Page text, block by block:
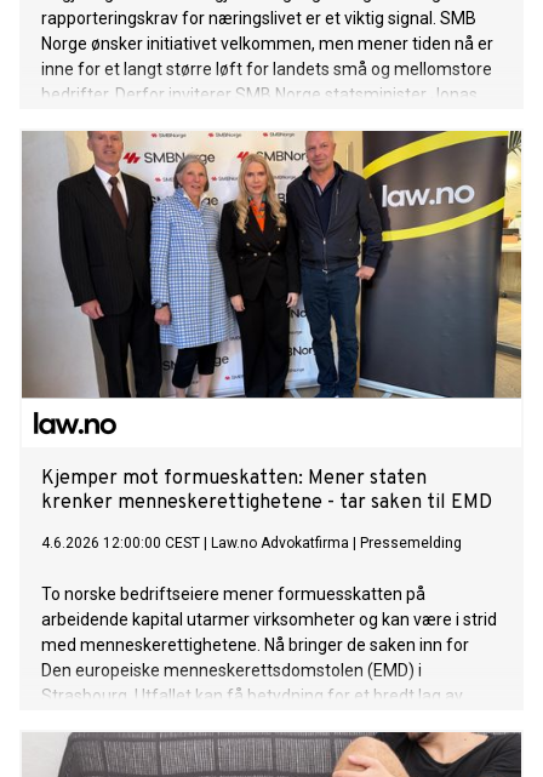
rapporteringskrav for næringslivet er et viktig signal. SMB
Norge ønsker initiativet velkommen, men mener tiden nå er
inne for et langt større løft for landets små og mellomstore
bedrifter. Derfor inviterer SMB Norge statsminister Jonas
næringsminister Cecilie Myrseth til markeringen av FNs
internasjonale dag for små og mellomstore bedrifter 27.
juni.
Kjemper mot formueskatten: Mener staten
krenker menneskerettighetene - tar saken til EMD
4.6.2026 12:00:00 CEST Law.no Advokatfirma Pressemelding
To norske bedriftseiere mener formuesskatten på
arbeidende kapital utarmer virksomheter og kan være i strid
med menneskerettighetene. Nå bringer de saken inn for
Den europeiske menneskerettsdomstolen (EMD) i
Strasbourg. Utfallet kan få betydning for et bredt lag av